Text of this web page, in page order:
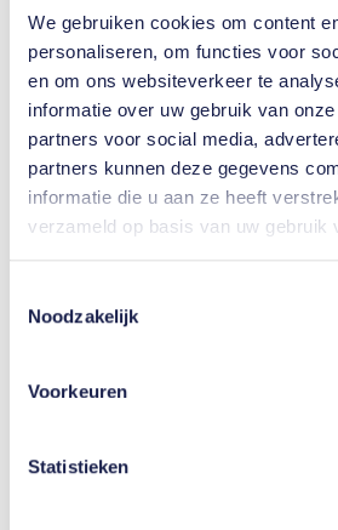
We gebruiken cookies om content
personaliseren, om functies voor
en om ons websiteverkeer te
informatie over uw gebruik van
partners voor social media,
partners kunnen deze gegevens
informatie die u aan ze heeft
verzameld op basis van uw gebruik
Noodzakelijk
Voorkeuren
Statistieken
Volg de
Spelen live
via NOS.nl en de NOS-apps
tv te volgen via livestreams.
doet de NOS dagelijks verslag